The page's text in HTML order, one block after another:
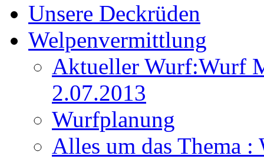
Unsere Deckrüden
Welpenvermittlung
Aktueller Wurf:Wurf
2.07.2013
Wurfplanung
Alles um das Thema